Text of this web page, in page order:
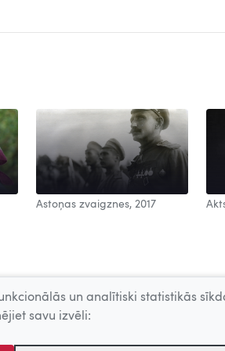
Astoņas zvaigznes, 2017
un analītiski statistikās
savu izvēli: